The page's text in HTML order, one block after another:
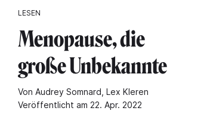
LESEN
Menopause, die
große Unbekannte
Von Audrey Somnard, Lex Kleren
Veröffentlicht am 22. Apr. 2022